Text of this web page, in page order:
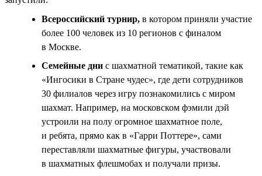
Всероссийский турнир, в котором приняли участие
более 100 человек из 10 регионов с финалом
в Москве.
Семейные дни с шахматной тематикой, такие как
«Ингосики в Стране чудес», где дети сотрудников
30 филиалов через игру познакомились с миром
шахмат. Например, на московском фэмили дэй
устроили на полу огромное шахматное поле,
и ребята, прямо как в «Гарри Поттере», сами
переставляли шахматные фигуры, участвовали
в шахматных флешмобах и получали призы.